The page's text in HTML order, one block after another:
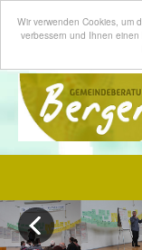
Wir verwenden Cookies, um
verbessern und Ihnen